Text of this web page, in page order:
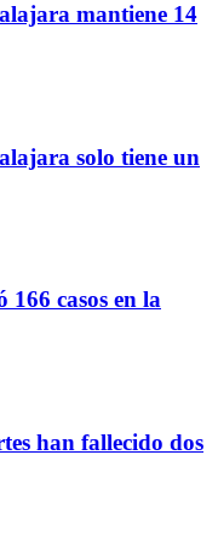
mantiene 14
solo tiene un
casos en la
han fallecido dos